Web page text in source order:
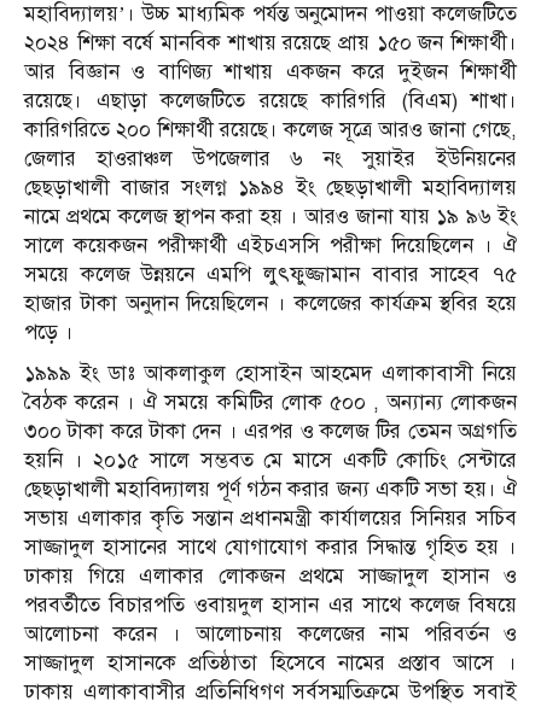
মহাবিদ্যালয়’। উচ্চ মাধ্যমিক পর্যন্ত অনুমোদন পাওয়া কলেজটিতে
২০২৪ শিক্ষা বর্ষে মানবিক শাখায় রয়েছে প্রায় ১৫০ জন শিক্ষার্থী।
আর বিজ্ঞান ও বাণিজ্য শাখায় একজন করে দুইজন শিক্ষার্থী
রয়েছে। এছাড়া কলেজটিতে রয়েছে কারিগরি (বিএম) শাখা।
কারিগরিতে ২০০ শিক্ষার্থী রয়েছে। কলেজ সূত্রে আরও জানা গেছে,
জেলার হাওরাঞ্চল উপজেলার ৬ নং সুয়াইর ইউনিয়নের
ছেছড়াখালী বাজার সংলগ্ন ১৯৯৪ ইং ছেছড়াখালী মহাবিদ্যালয়
নামে প্রথমে কলেজ স্থাপন করা হয় । আরও জানা যায় ১৯ ৯৬ ইং
সালে কয়েকজন পরীক্ষার্থী এইচএসসি পরীক্ষা দিয়েছিলেন । ঐ
সময়ে কলেজ উন্নয়নে এমপি লুৎফুজ্জামান বাবার সাহেব ৭৫
হাজার টাকা অনুদান দিয়েছিলেন । কলেজের কার্যক্রম স্থবির হয়ে
পড়ে ।
১৯৯৯ ইং ডাঃ আকলাকুল হোসাইন আহমেদ এলাকাবাসী নিয়ে
বৈঠক করেন । ঐ সময়ে কমিটির লোক ৫০০ , অন্যান্য লোকজন
৩০০ টাকা করে টাকা দেন । এরপর ও কলেজ টির তেমন অগ্রগতি
হয়নি । ২০১৫ সালে সম্ভবত মে মাসে একটি কোচিং সেন্টারে
ছেছড়াখালী মহাবিদ্যালয় পূর্ণ গঠন করার জন্য একটি সভা হয়। ঐ
সভায় এলাকার কৃতি সন্তান প্রধানমন্ত্রী কার্যালয়ের সিনিয়র সচিব
সাজ্জাদুল হাসানের সাথে যোগাযোগ করার সিদ্ধান্ত গৃহিত হয় ।
ঢাকায় গিয়ে এলাকার লোকজন প্রথমে সাজ্জাদুল হাসান ও
পরবর্তীতে বিচারপতি ওবায়দুল হাসান এর সাথে কলেজ বিষয়ে
আলোচনা করেন । আলোচনায় কলেজের নাম পরিবর্তন ও
সাজ্জাদুল হাসানকে প্রতিষ্ঠাতা হিসেবে নামের প্রস্তাব আসে ।
ঢাকায় এলাকাবাসীর প্রতিনিধিগণ সর্বসম্মতিক্রমে উপস্থিত সবাই